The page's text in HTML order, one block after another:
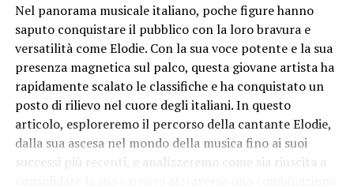
L’attore turco – che dopo aver girato uno spot in Italia
sarà nuovamente nel nostro Paese nei prossimi mesi per
impegni di lavoro – a seguito della diffusione della
notizia di un suo presunto flirt con la Leotta si è visto
costretto a disattivare i commenti ai suoi post, a causa
di“interventi” indelicatida parte di molti suoi
followersche non vedevano di buon occhio la sua
presunta frequentazione con l’esplosiva conduttrice.
Nel panorama musicale italiano, poche figure hanno
saputo conquistare il pubblico con la loro bravura e
versatilità come Elodie. Con la sua voce potente e la sua
presenza magnetica sul palco, questa giovane artista ha
rapidamente scalato le classifiche e ha conquistato un
posto di rilievo nel cuore degli italiani. In questo
articolo, esploreremo il percorso della cantante Elodie,
dalla sua ascesa nel mondo della musica fino ai suoi
successi più recenti, e analizzeremo come sia riuscita a